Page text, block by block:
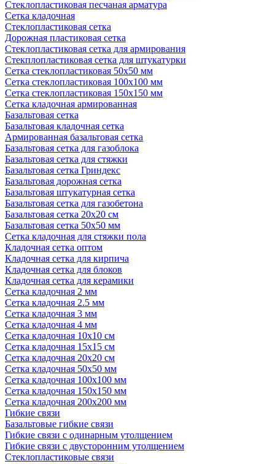
Стеклопластиковая песчаная арматура
Сетка кладочная
Стеклопластиковая сетка
Дорожная пластиковая сетка
Стеклопластиковая сетка для армирования
Стекплопластиковая сетка для штукатурки
Сетка стеклопластиковая 50x50 мм
Сетка стеклопластиковая 100x100 мм
Сетка стеклопластиковая 150x150 мм
Сетка кладочная армированная
Базальтовая сетка
Базальтовая кладочная сетка
Армированная базальтовая сетка
Базальтовая сетка для газоблока
Базальтовая сетка для стяжки
Базальтовая сетка Гриндекс
Базальтовая дорожная сетка
Базальтовая штукатурная сетка
Базальтовая сетка для газобетона
Базальтовая сетка 20x20 см
Базальтовая сетка 50x50 мм
Сетка кладочная для стяжки пола
Кладочная сетка оптом
Кладочная сетка для кирпича
Кладочная сетка для блоков
Кладочная сетка для керамики
Сетка кладочная 2 мм
Сетка кладочная 2.5 мм
Сетка кладочная 3 мм
Сетка кладочная 4 мм
Сетка кладочная 10x10 см
Сетка кладочная 15x15 см
Сетка кладочная 20x20 см
Сетка кладочная 50x50 мм
Сетка кладочная 100x100 мм
Сетка кладочная 150x150 мм
Сетка кладочная 200x200 мм
Гибкие связи
Базальтовые гибкие связи
Гибкие связи с одинарным утолщением
Гибкие связи с двусторонним утолщением
Стеклопластиковые связи